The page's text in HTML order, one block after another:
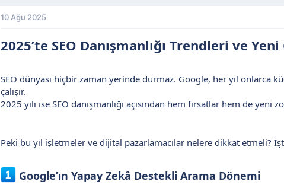
10 Ağu 2025
2025’te SEO Danışmanlığı Trendleri ve
SEO dünyası hiçbir zaman yerinde durmaz. Google, her yıl onlarca
çalışır.
2025 yılı ise SEO danışmanlığı açısından hem fırsatlar hem de yeni
Peki bu yıl işletmeler ve dijital pazarlamacılar nelere dikkat etmeli?
Google’ın Yapay Zekâ Destekli Arama Dönemi